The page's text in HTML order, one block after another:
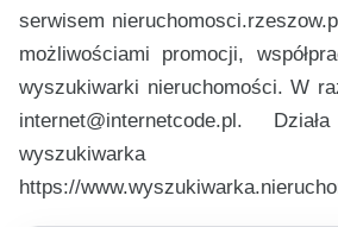
serwisem
możliwościami promocji,
wyszukiwarki nieruchomości. W
internet@internetcode.pl.
wyszukiwarka
https://